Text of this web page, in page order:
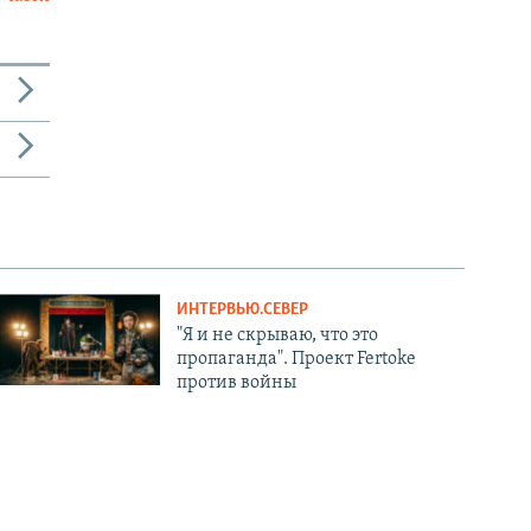
ИНТЕРВЬЮ.СЕВЕР
"Я и не скрываю, что это
пропаганда". Проект Fertoke
против войны